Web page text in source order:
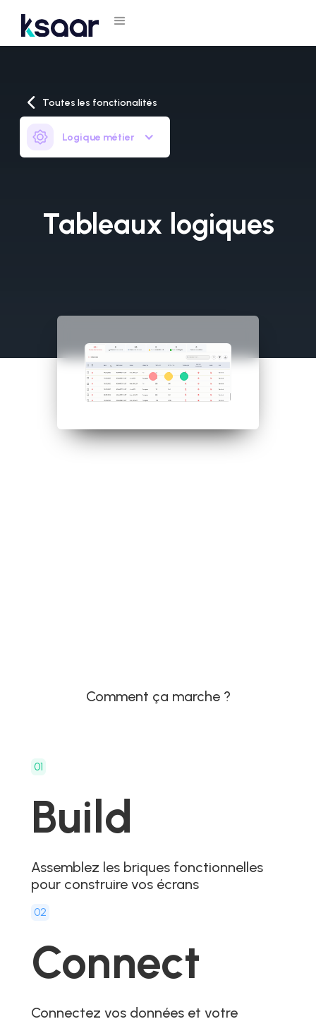
Toutes les fonctionalités
Logique métier
Tableaux logiques
Comment ça marche ?
01
Build
Assemblez les briques fonctionnelles
pour construire vos écrans
02
Connect
Connectez vos données et votre